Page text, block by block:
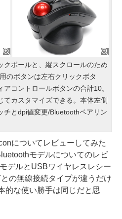
クボールと、縦スクロールのため
のボタンは左右クリックボタ
コントロールボタンの合計10。
てカスタマイズできる。本体左側
チとdpi値変更/Bluetoothペアリン
についてレビューしてみた
モデルについてのレビ
デルとUSBワイヤレスレシー
の無線接続タイプが違うだけ
的な使い勝手は同じだと思